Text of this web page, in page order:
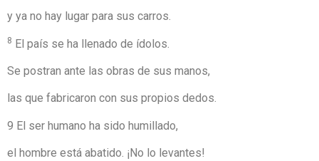
y ya no hay lugar para sus carros.
8 El país se ha llenado de ídolos.
Se postran ante las obras de sus manos,
las que fabricaron con sus propios dedos.
9 El ser humano ha sido humillado,
el hombre está abatido. ¡No lo levantes!